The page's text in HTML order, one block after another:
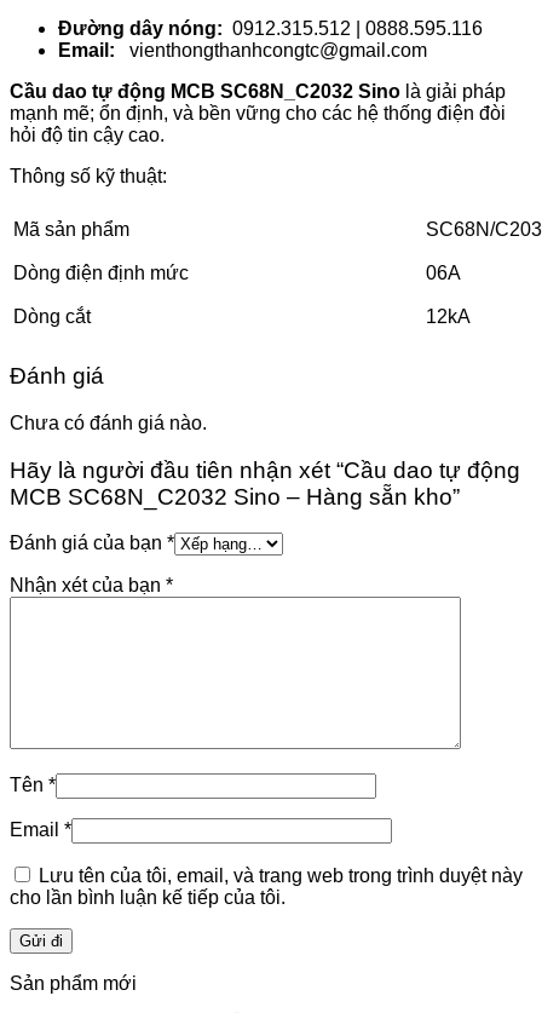
Đường dây nóng: 0912.315.512 | 0888.595.116
Email: vienthongthanhcongtc@gmail.com
Cầu dao tự động MCB SC68N_C2032 Sino là giải pháp
mạnh mẽ; ổn định, và bền vững cho các hệ thống điện đòi
hỏi độ tin cậy cao.
Thông số kỹ thuật:
Mã sản phẩm SC68N/
Dòng điện định mức 06A
Dòng cắt 12kA
Đánh giá
Chưa có đánh giá nào.
Hãy là người đầu tiên nhận xét “Cầu dao tự động
MCB SC68N_C2032 Sino – Hàng sẵn kho”
Đánh giá của bạn *
Nhận xét của bạn *
Tên *
Email *
Lưu tên của tôi, email, và trang web trong trình duyệt này
cho lần bình luận kế tiếp của tôi.
Sản phẩm mới